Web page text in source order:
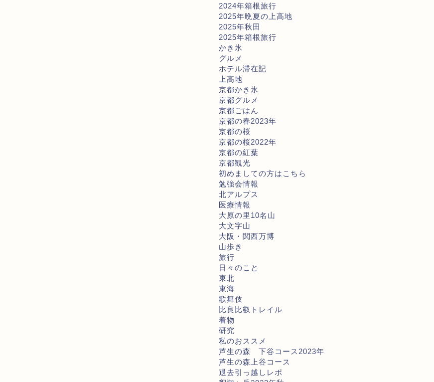
2024年箱根旅行
2025年晩夏の上高地
2025年秋田
2025年箱根旅行
かき氷
グルメ
ホテル滞在記
上高地
京都かき氷
京都グルメ
京都ごはん
京都の春2023年
京都の桜
京都の桜2022年
京都の紅葉
京都観光
初めましての方はこちら
勉強会情報
北アルプス
医療情報
大原の里10名山
大文字山
大阪・関西万博
山歩き
旅行
日々のこと
東北
東海
歌舞伎
比良比叡トレイル
着物
研究
私のおススメ
芦生の森 下谷コース2023年
芦生の森上谷コース
退去引っ越しレポ